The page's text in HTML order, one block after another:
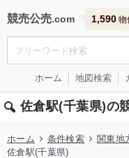
競売公売 1,590 物
ホーム 地図検索
佐倉駅(千葉県)の
ホーム 条件検索 関東地
佐倉駅(千葉県)